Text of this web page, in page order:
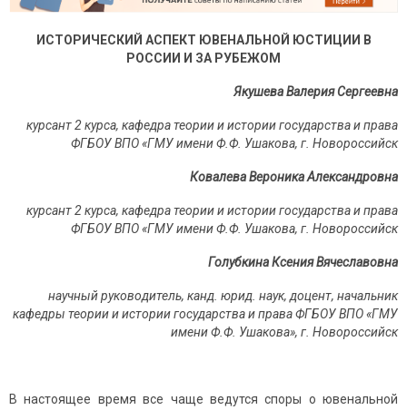
ИСТОРИЧЕСКИЙ АСПЕКТ ЮВЕНАЛЬНОЙ ЮСТИЦИИ В
РОССИИ И ЗА РУБЕЖОМ
Якушева Валерия Сергеевна
курсант 2 курса, кафедра теории и истории государства и права
ФГБОУ ВПО «ГМУ имени Ф.Ф. Ушакова, г. Новороссийск
Ковалева Вероника Александровна
курсант 2 курса, кафедра теории и истории государства и права
ФГБОУ ВПО «ГМУ имени Ф.Ф. Ушакова, г. Новороссийск
Голубкина Ксения Вячеславовна
научный руководитель, канд. юрид. наук, доцент, начальник
кафедры теории и истории государства и права ФГБОУ ВПО «ГМУ
имени Ф.Ф. Ушакова», г. Новороссийск
В настоящее время все чаще ведутся споры о ювенальной